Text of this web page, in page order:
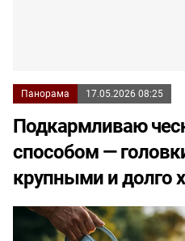
Панорама 17.05.2026 08:25
Подкармливаю
способом —
крупными и долго